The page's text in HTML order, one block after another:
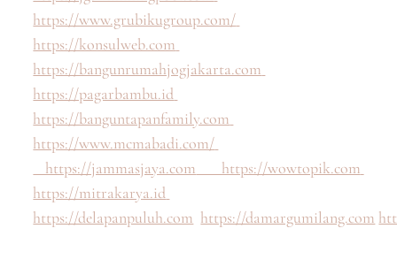
https://www.grubikugroup.com/
https://konsulweb.com
https://bangunrumahjogjakarta.com
https://pagarbambu.id
https://banguntapanfamily.com
https://www.mcmabadi.com/
https://jammasjaya.com https://wowtopik.com
https://mitrakarya.id
https://delapanpuluh.com https://damargumilang.com